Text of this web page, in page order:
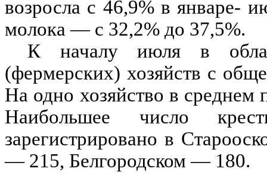
возросла с 46,9% в январе-
молока — с 32,2% до 37,5%.
К началу июля в
(фермерских) хозяйств с
На одно хозяйство в среднем
Наибольшее число
зарегистрировано в
— 215, Белгородском — 180.